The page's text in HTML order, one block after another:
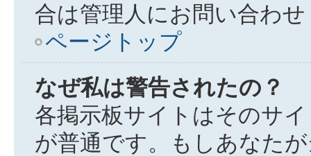
合は管理人にお問い合わ
ページトップ
なぜ私は警告されたの？
各掲示板サイトはそのサ
が普通です。もしあなた